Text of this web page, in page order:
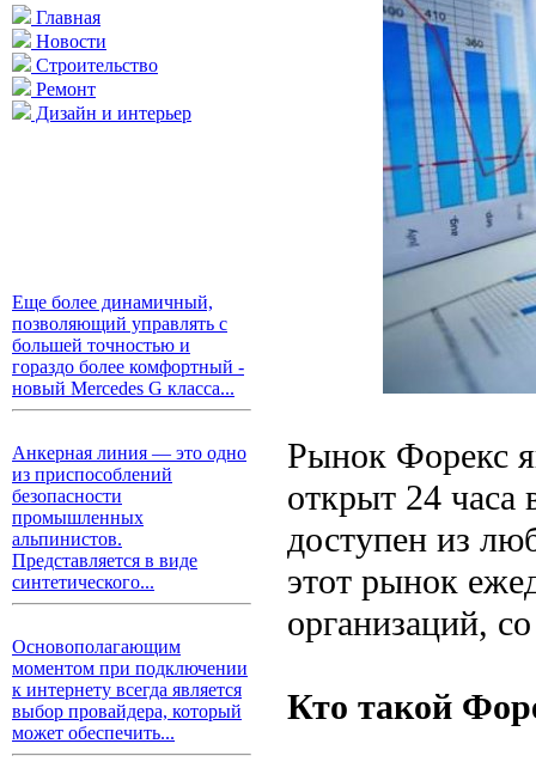
Главная
Новости
Строительство
Ремонт
Дизайн и интерьер
Еще более динамичный,
позволяющий управлять с
большей точностью и
гораздо более комфортный -
новый Mercedes G класса...
Анкерная линия — это одно
из приспособлений
безопасности
промышленных
альпинистов.
Представляется в виде
синтетического...
Основополагающим
моментом при подключении
к интернету всегда является
выбор провайдера, который
может обеспечить...
Рынок Форекс
открыт 24 часа
доступен из
этот рынок
организаций,
Кто такой